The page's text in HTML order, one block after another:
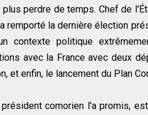
perdre de temps. Chef de
remporté la dernière élection
contexte politique
avec la France avec deux
et enfin, le lancement du Plan
comorien l'a promis,